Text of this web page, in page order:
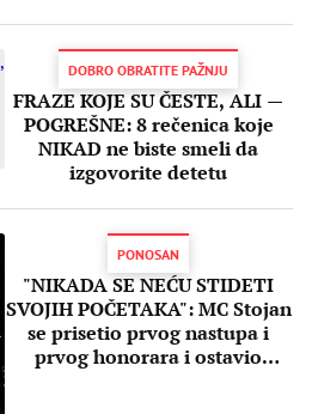
DOBRO OBRATITE PAŽNJU
FRAZE KOJE SU ČESTE, ALI —
POGREŠNE: 8 rečenica koje
NIKAD ne biste smeli da
izgovorite detetu
PONOSAN
"NIKADA SE NEĆU STIDETI
SVOJIH POČETAKA": MC Stojan
se prisetio prvog nastupa i
prvog honorara i ostavio